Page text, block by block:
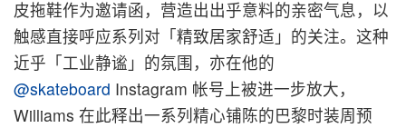
皮拖鞋作为邀请函，营造出出乎意料的亲密气息，以
触感直接呼应系列对「精致居家舒适」的关注。这种
近乎「工业静谧」的氛围，亦在他的
@skateboard Instagram 帐号上被进一步放大，
Williams 在此释出一系列精心铺陈的巴黎时装周预